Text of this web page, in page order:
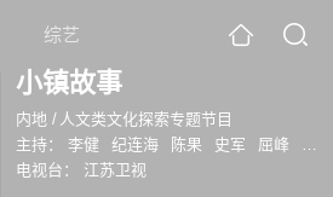
综艺
小镇故事
内地 / 人文类文化探索专题节目
主持：
李健 纪连海 陈果 史军 屈峰
郑
电视台：
江苏卫视